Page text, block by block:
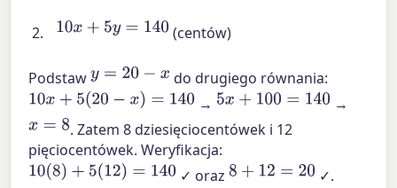
10x+ 5y =140 (centów)
Podstawy=20 −x
do drugiego równania:
10x+ 5( 20−x)=140 → 5x+100=140
→
x=8
. Zatem 8 dziesięciocentówek i 12
pięciocentówek. Weryfikacja:
10(8)+ 5(12)=140 ✓ oraz 8 +12=20 ✓.